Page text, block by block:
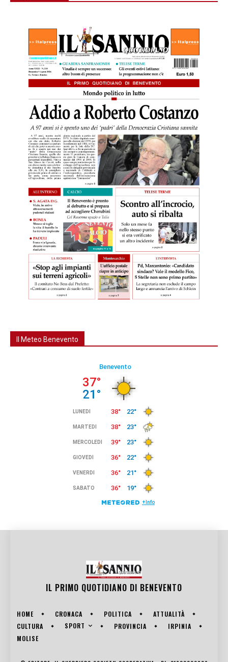
Il Meteo Benevento
IL PRIMO QUOTIDIANO DI BENEVENTO
HOME CRONACA POLITICA
ATTUALITÀ
CULTURA
SPORT PROVINCIA
IRPINIA
MOLISE